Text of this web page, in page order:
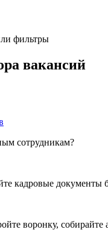
фильтры
вакансий
сотрудникам?
кадровые документы
воронку, собирайте